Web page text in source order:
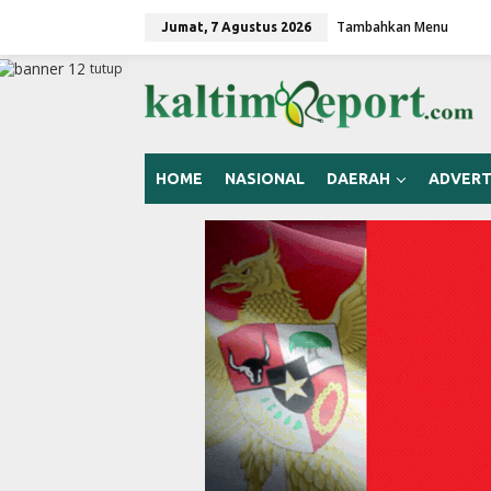
a
Jumat, 7 Agustus 2026 Tambahkan Menu
HOME NASIONAL DAERAH
tutup